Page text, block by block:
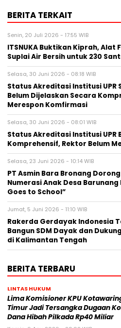
BERITA TERKAIT
Senin, 20 Juli 2026 - 17:55 WIB
ITSNUKA Buktikan Kiprah,
Suplai Air Bersih untuk 230
Selasa, 30 Juni 2026 - 08:18 WIB
Status Akreditasi Institusi UPR
Belum Dijelaskan Secara
Merespon Komfirmasi
Selasa, 30 Juni 2026 - 08:01 WIB
Status Akreditasi Institusi UPR
Komprehensif, Rektor Belum
Selasa, 23 Juni 2026 - 10:14 WIB
PT Asmin Bara Bronang
Numerasi Anak Desa
Goes to School”
Jumat, 5 Juni 2026 - 11:10 WIB
Rakerda Gerdayak Indonesia
Bangun SDM Dayak dan
di Kalimantan Tengah
BERITA TERBARU
LINTAS HUKUM
Lima Komisioner KPU
Timur Jadi Tersangka Dugaan
Dana Hibah Pilkada Rp40 Miliar